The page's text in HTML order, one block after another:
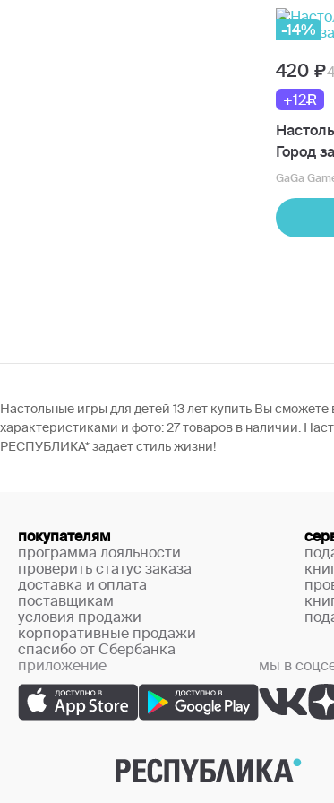
-14%
420
+12
Город
GaGa
Настольные игры для детей 13 лет купить Вы
характеристиками и фото: 27 товаров в наличии.
РЕСПУБЛИКА* задает стиль жизни!
покупателям
программа лояльности
проверить статус заказа
доставка и оплата
поставщикам
условия продажи
корпоративные продажи
спасибо от Сбербанка
приложение мы в